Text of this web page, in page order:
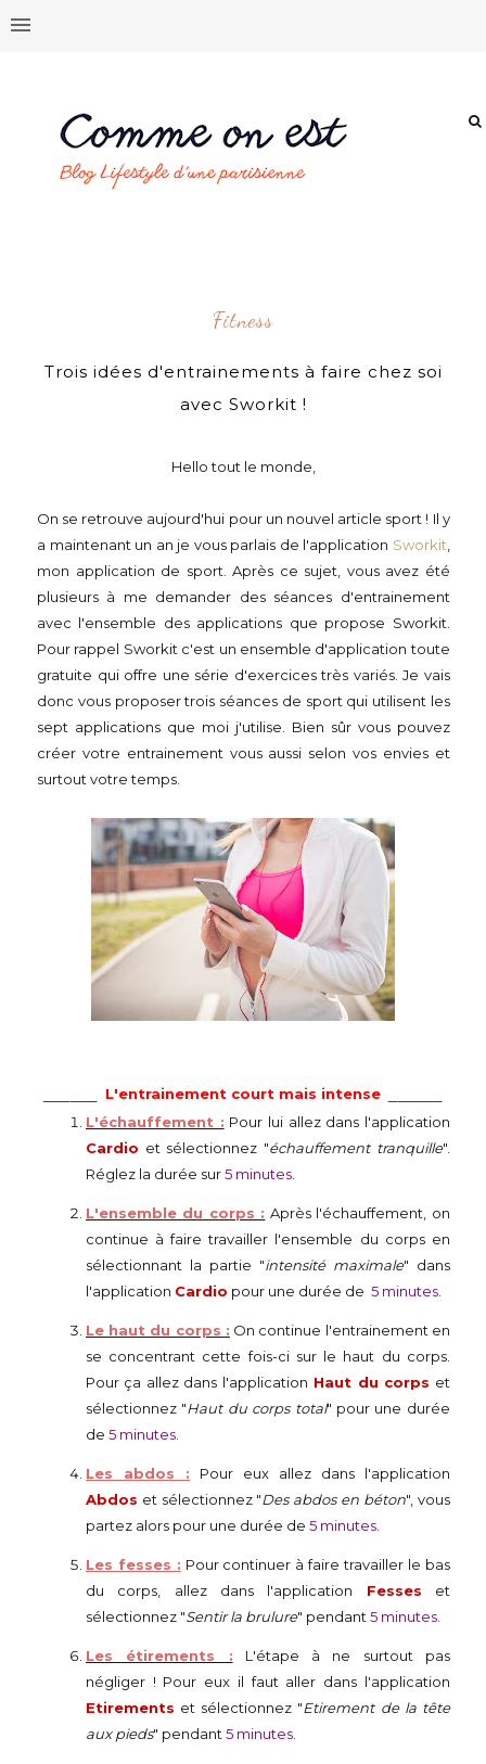
Fitness
Trois idées d'entrainements à faire chez soi
avec Sworkit !
Hello tout le monde,
On se retrouve aujourd'hui pour un nouvel article sport ! Il y
a maintenant un an je vous parlais de l'application Sworkit
mon application de sport. Après ce sujet, vous avez été
plusieurs à me demander des séances d'entrainement
avec l'ensemble des applications que propose Sworkit.
Pour rappel Sworkit c'est un ensemble d'application toute
gratuite qui offre une série d'exercices très variés. Je vais
donc vous proposer trois séances de sport qui utilisent les
sept applications que moi j'utilise. Bien sûr vous pouvez
créer votre entrainement vous aussi selon vos envies et
surtout votre temps.
L'entrainement court mais intense
L'échauffement : Pour lui allez dans l'application
Cardio et sélectionnez "échauffement tranquille".
Réglez la durée sur5 minutes
L'ensemble du corps : Après l'échauffement, on
continue à faire travailler l'ensemble du corps en
sélectionnant la partie "intensité maximale" dans
l'application Cardio pour une durée de 5 minutes
Le haut du corps : On continue l'entrainement en
se concentrant cette fois-ci sur le haut du corps.
Pour ça allez dans l'application Haut du corps et
sélectionnez "Haut du corps total" pour une durée
de 5 minutes
Les abdos : Pour eux allez dans l'application
Abdos et sélectionnez "Des abdos en béton", vous
partez alors pour une durée de 5 minutes
Les fesses : Pour continuer à faire travailler le bas
du corps, allez dans l'application Fesses et
sélectionnez "Sentir la brulure" pendant 5 minutes
Les étirements : L'étape à ne surtout pas
négliger ! Pour eux il faut aller dans l'application
Etirements et sélectionnez "Etirement de la tête
aux pieds" pendant 5 minutes